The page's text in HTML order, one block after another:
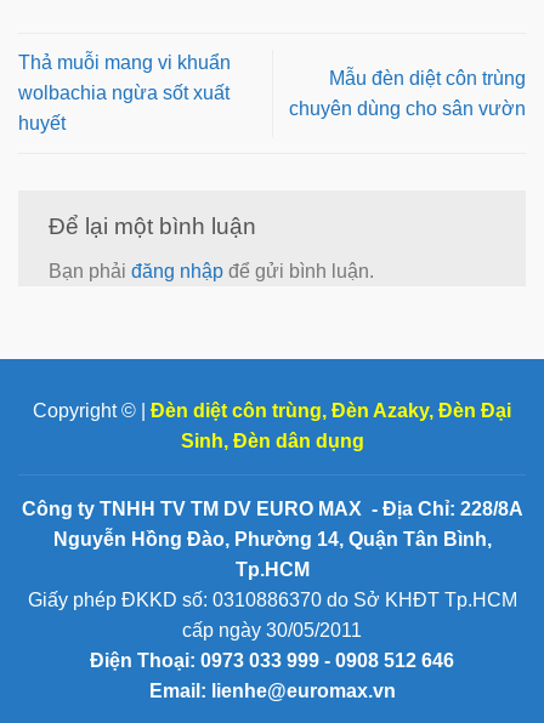
Thả muỗi mang vi khuẩn
wolbachia ngừa sốt xuất
huyết
Mẫu đèn diệt côn trùng
chuyên dùng cho sân vườn
Để lại một bình luận
Bạn phải đăng nhập để gửi bình luận.
Copyright © | Đèn diệt côn trùng, Đèn Azaky, Đèn Đại
Sinh, Đèn dân dụng
Công ty TNHH TV TM DV EURO MAX - Địa Chỉ: 228/8A
Nguyễn Hồng Đào, Phường 14, Quận Tân Bình,
Tp.HCM
Giấy phép ĐKKD số: 0310886370 do Sở KHĐT Tp.HCM
cấp ngày 30/05/2011
Điện Thoại: 0973 033 999 - 0908 512 646
Email: lienhe@euromax.vn